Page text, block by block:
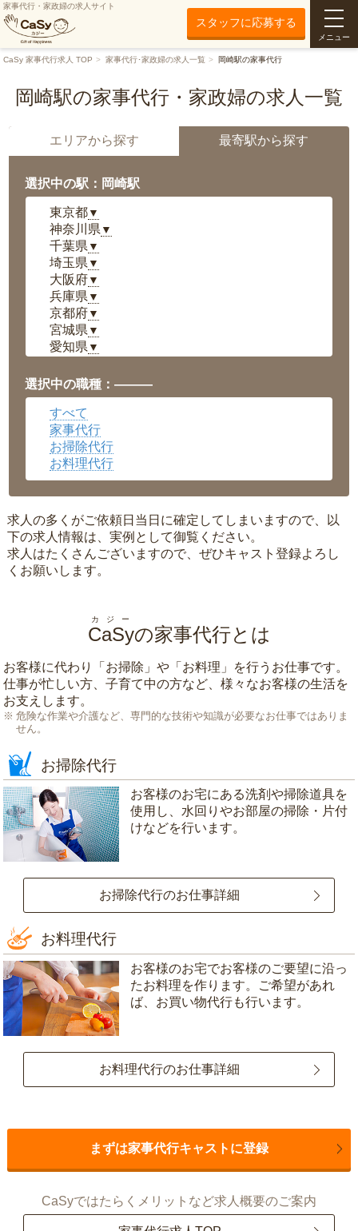
家事代行・家政婦の求人サイト
スタッフに応募する
メニュー
CaSy 家事代行求人 TOP 家事代行･家政婦の求人一覧 岡崎駅の家事代行
岡崎駅の家事代行・家政婦の求人一覧
エリアから探す 最寄駅から探す
選択中の駅：岡崎駅
東京都▼
神奈川県 ▼
千葉県 ▼
埼玉県 ▼
大阪府▼
兵庫県 ▼
京都府▼
宮城県 ▼
愛知県 ▼
岡山県▼
広島県▼
沖縄県
選択中の職種：———
すべて
家事代行
お掃除代行
お料理代行
求人の多くがご依頼日当日に確定してしまいますので、以
下の求人情報は、実例として御覧ください。
求人はたくさんございますので、ぜひキャスト登録よろし
くお願いします。
CaSy
カジー
の家事代行とは
お客様に代わり「 お掃除 」や「 お料理 」を行うお仕事です。
仕事が忙しい方、子育て中の方など、様々なお客様の生活を
お支えします。
危険な作業や介護など、専門的な技術や知識が必要なお仕事ではありま
せん。
お掃除代行
お客様のお宅にある洗剤や掃除道具を
使用し、水回りやお部屋の掃除・片付
けなどを行います。
お掃除代行のお仕事詳細
お料理代行
お客様のお宅でお客様のご要望に沿っ
たお料理を作ります。ご希望があれ
ば、お買い物代行も行います。
お料理代行のお仕事詳細
まずは家事代行キャストに登録
CaSyではたらくメリットなど求人概要のご案内